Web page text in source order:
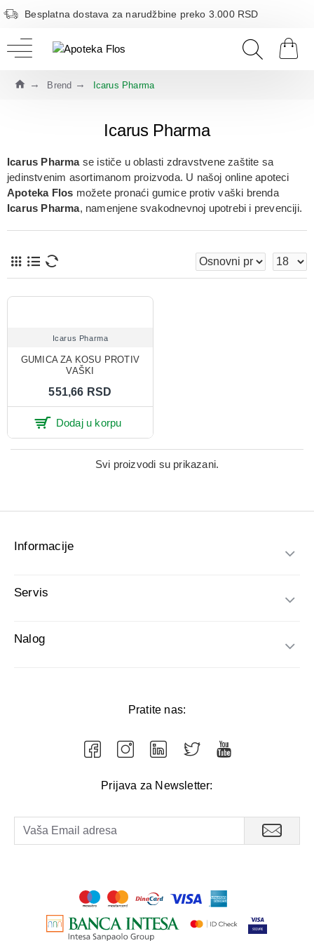
Besplatna dostava za narudžbine preko 3.000 RSD
Brend Icarus Pharma
Icarus Pharma
Icarus Pharmase ističe u oblasti zdravstvene zaštite sa
jedinstvenim asortimanom proizvoda. U našoj online apoteci
Apoteka Flos možete pronaći gumice protiv vaški brenda
Icarus Pharma, namenjene svakodnevnoj upotrebi i prevenciji.
Icarus Pharma
GUMICA ZA KOSU PROTIV
VAŠKI
551,66 RSD
Dodaj u korpu
Svi proizvodi su prikazani.
Informacije
Servis
Nalog
Pratite nas:
Prijava za Newsletter: